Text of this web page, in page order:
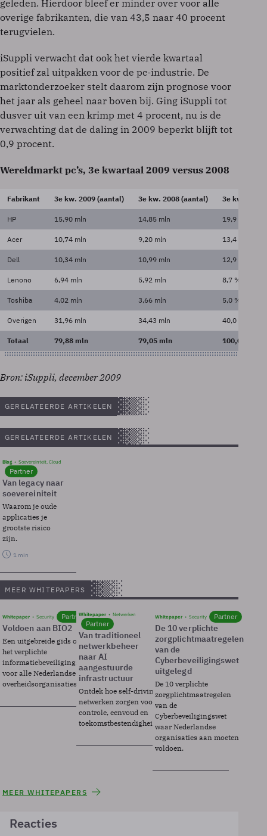
geleden. Hierdoor bleef er minder over voor alle
overige fabrikanten, die van 43,5 naar 40 procent
terugvielen.
iSuppli verwacht dat ook het vierde kwartaal
positief zal uitpakken voor de pc-industrie. De
marktonderzoeker stelt daarom zijn prognose voor
het jaar als geheel naar boven bij. Ging iSuppli tot
dusver uit van een krimp met 4 procent, nu is de
verwachting dat de daling in 2009 beperkt blijft tot
0,9 procent.
Wereldmarkt pc’s, 3e kwartaal 2009 versus 2008
Fabrikant 3e kw. 2009 (aantal) 3e kw. 2008 (aantal) 3e kw. 2009
HP 15,90 mln 14,85 mln 19,9 %
Acer 10,74 mln 9,20 mln 13,4 %
Dell 10,34 mln 10,99 mln 12,9 %
Lenono 6,94 mln 5,92 mln 8,7 %
Toshiba 4,02 mln 3,66 mln 5,0 %
Overigen 31,96 mln 34,43 mln 40,0 %
Totaal 79,88 mln 79,05 mln 100,0%
Bron: iSuppli, december 2009
GERELATEERDE ARTIKELEN
GERELATEERDE ARTIKELEN
Blog Soevereinteit, Cloud
Partner
Van legacy naar
soevereiniteit
Waarom je oude
applicaties je
grootste risico
zijn.
1 min
MEER WHITEPAPERS
Whitepaper Security Partner
Voldoen aan BIO2
Een uitgebreide gids over BIO2,
het verplichte
informatiebeveiligingsframework
voor alle Nederlandse
overheidsorganisaties.
Whitepaper Netwerken
Partner
Van traditioneel
netwerkbeheer
naar AI
aangestuurde
infrastructuur
Ontdek hoe self-driving
netwerken zorgen voor
controle, eenvoud en
toekomstbestendigheid.
Whitepaper Security Partner
De 10 verplichte
zorgplichtmaatregelen
van de
Cyberbeveiligingswet
uitgelegd
De 10 verplichte
zorgplichtmaatregelen
van de
Cyberbeveiligingswet
waar Nederlandse
organisaties aan moeten
voldoen.
MEER WHITEPAPERS
Reacties